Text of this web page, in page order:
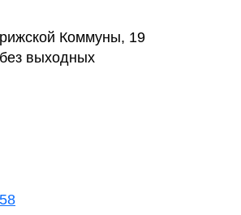
Коммуны, 19
выходных